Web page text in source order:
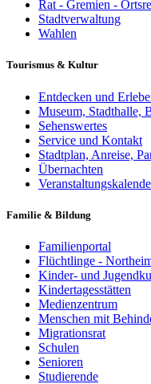
Rat - Gremien -
Stadtverwaltung
Wahlen
Tourismus & Kultur
Entdecken und
Museum, Stadthalle,
Sehenswertes
Service und Kontakt
Stadtplan, Anreise,
Übernachten
Familie & Bildung
Familienportal
Flüchtlinge -
Kinder- und
Kindertagesstätten
Medienzentrum
Menschen mit
Migrationsrat
Schulen
Senioren
Studierende